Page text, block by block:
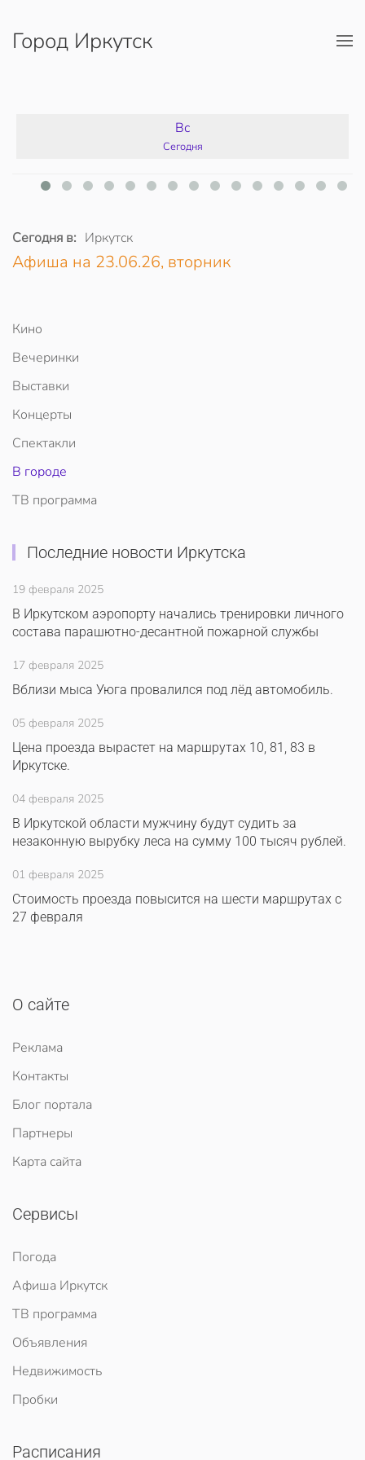
Перейти к содержимому
Город Иркутск
Вс
Сегодня
Сегодня в: Иркутск
Афиша на 23.06.26, вторник
Кино
Вечеринки
Выставки
Концерты
Спектакли
В городе
ТВ программа
Последние новости Иркутска
19 февраля 2025
В Иркутском аэропорту начались тренировки личного
состава парашютно-десантной пожарной службы
17 февраля 2025
Вблизи мыса Уюга провалился под лёд автомобиль.
05 февраля 2025
Цена проезда вырастет на маршрутах 10, 81, 83 в
Иркутске.
04 февраля 2025
В Иркутской области мужчину будут судить за
незаконную вырубку леса на сумму 100 тысяч рублей.
01 февраля 2025
Стоимость проезда повысится на шести маршрутах с
27 февраля
О сайте
Реклама
Контакты
Блог портала
Партнеры
Карта сайта
Сервисы
Погода
Афиша Иркутск
ТВ программа
Объявления
Недвижимость
Пробки
Расписания